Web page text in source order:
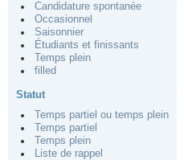
Candidature spontanée
Occasionnel
Saisonnier
Étudiants et finissants
Temps plein
filled
Statut
Temps partiel ou temps plein
Temps partiel
Temps plein
Liste de rappel